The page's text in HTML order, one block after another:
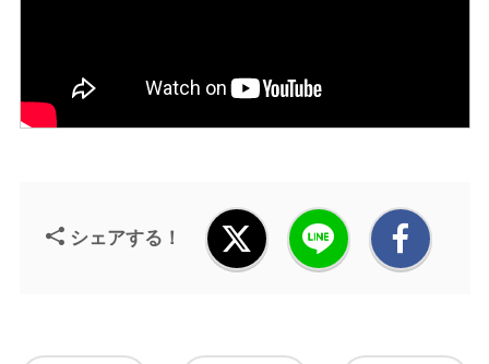
シェアする！